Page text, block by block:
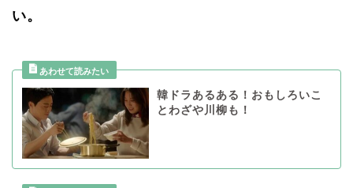
い。
韓ドラあるある！おもしろいこ
とわざや川柳も！